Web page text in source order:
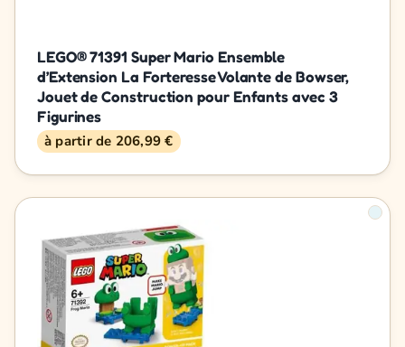
LEGO® 71391 Super Mario Ensemble
d’Extension La Forteresse Volante de Bowser,
Jouet de Construction pour Enfants avec 3
Figurines
à partir de 206,99 €